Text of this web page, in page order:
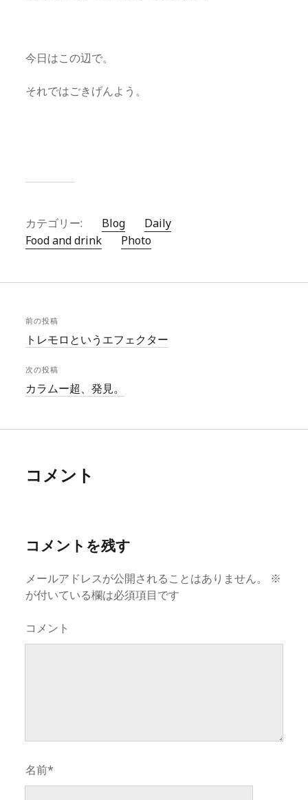
今日はこの辺で。
それではごきげんよう。
カテゴリー: Blog
Daily
Food and drink
Photo
前の投稿
トレモロというエフェクター
次の投稿
カラムー超、発見。
コメント
コメントを残す
メールアドレスが公開されることはありません。
※
が付いている欄は必須項目です
コメント
名前*